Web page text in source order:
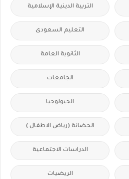
التربية الدينية الإسلامية
التعليم السعودى
الثانوية العامة
الجامعات
الجيولوجيا
الحضانة (رياض الاطفال )
الدراسات الاجتماعية
الريضيات